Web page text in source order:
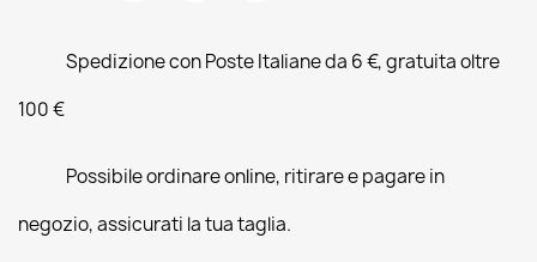
Spedizione con Poste Italiane da 6 €, gratuita oltre
100 €
Possibile ordinare online, ritirare e pagare in
negozio, assicurati la tua taglia.